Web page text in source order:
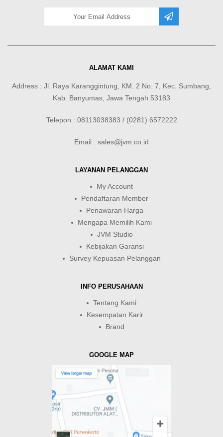
ALAMAT KAMI
Address : Jl. Raya Karanggintung, KM. 2 No. 7, Kec. Sumbang,
Kab. Banyumas, Jawa Tengah 53183
Telepon : 08113038383 / (0281) 6572222
Email : sales@jvm.co.id
LAYANAN PELANGGAN
My Account
Pendaftaran Member
Penawaran Harga
Mengapa Memilih Kami
JVM Studio
Kebijakan Garansi
Survey Kepuasan Pelanggan
INFO PERUSAHAAN
Tentang Kami
Kesempatan Karir
Brand
GOOGLE MAP